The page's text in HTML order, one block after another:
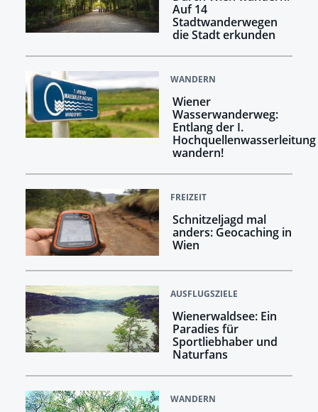
Auf 14
Stadtwanderwegen
die Stadt erkunden
WANDERN
Wiener
Wasserwanderweg:
Entlang der I.
Hochquellenwasserleitung
wandern!
FREIZEIT
Schnitzeljagd mal
anders: Geocaching in
Wien
AUSFLUGSZIELE
Wienerwaldsee: Ein
Paradies für
Sportliebhaber und
Naturfans
WANDERN